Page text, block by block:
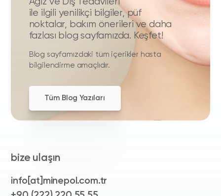
Ağız ve Diş Tedavileri
ile ilgili yenilikçi bilgiler, püf
noktalar, bakım önerileri ve daha
fazlası blog sayfamızda. Keşfet!
Blog sayfamızdaki tüm içerikler hasta
bilgilendirme amaçlıdır.
Tüm Blog Yazıları
bize ulaşın
info[at]minepol.com.tr